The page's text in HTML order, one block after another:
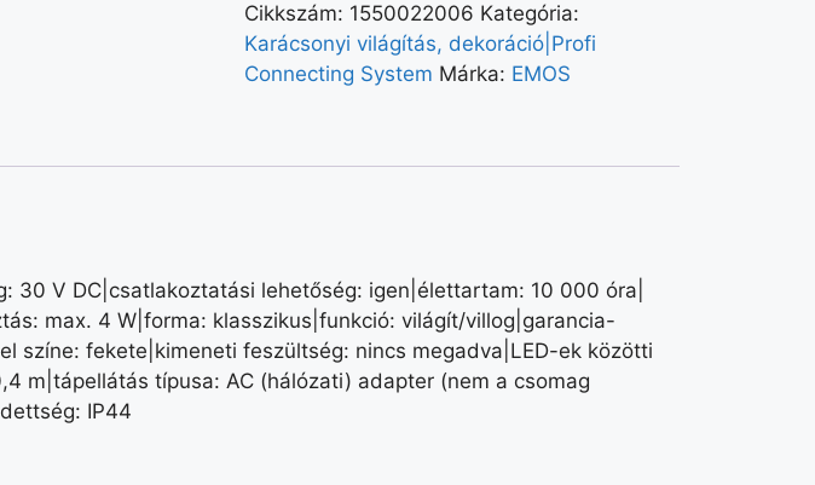
Cikkszám: 1550022006 Kategória:
Karácsonyi világítás, dekoráció|Profi
Connecting System Márka: EMOS
30 V DC|csatlakoztatási lehetőség: igen|élettartam: 10 000 óra|
max. 4 W|forma: klasszikus|funkció: világít/villog|garancia-
színe: fekete|kimeneti feszültség: nincs megadva|LED-ek közötti
m|tápellátás típusa: AC (hálózati) adapter (nem a csomag
IP44